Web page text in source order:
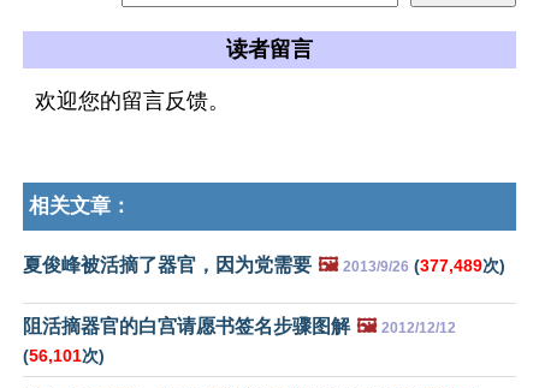
读者留言
欢迎您的留言反馈。
相关文章：
夏俊峰被活摘了器官，因为党需要 🖼️ 2013/9/26 (377,489次)
阻活摘器官的白宫请愿书签名步骤图解 🖼️ 2012/12/12
(56,101次)